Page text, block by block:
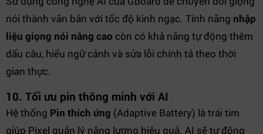
nói thành văn bản với tốc độ kinh ngạc. Tính năng nhập
liệu giọng nói nâng cao còn có khả năng tự động thêm
dấu câu, hiểu ngữ cảnh và sửa lỗi chính tả theo thời
gian thực.
10. Tối ưu pin thông minh với AI
Hệ thống Pin thích ứng (Adaptive Battery) là trái tim
giúp Pixel quản lý năng lượng hiệu quả. AI sẽ tự động